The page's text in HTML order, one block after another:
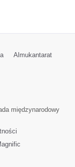
Almukantarat
międzynarodowy